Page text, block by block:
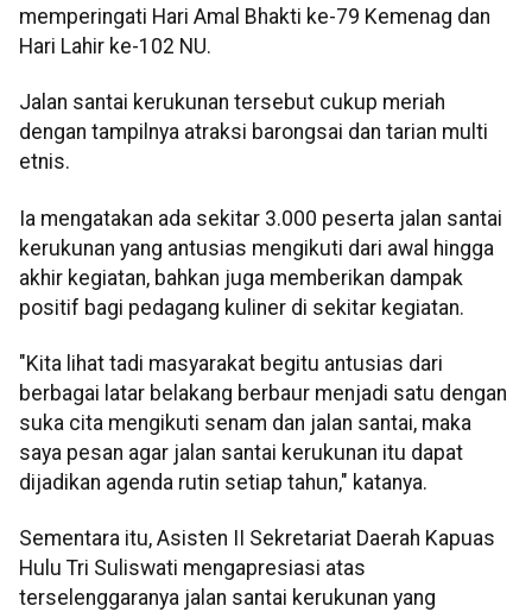
memperingati Hari Amal Bhakti ke-79 Kemenag dan
Hari Lahir ke-102 NU.
Jalan santai kerukunan tersebut cukup meriah
dengan tampilnya atraksi barongsai dan tarian multi
etnis.
Ia mengatakan ada sekitar 3.000 peserta jalan santai
kerukunan yang antusias mengikuti dari awal hingga
akhir kegiatan, bahkan juga memberikan dampak
positif bagi pedagang kuliner di sekitar kegiatan.
"Kita lihat tadi masyarakat begitu antusias dari
berbagai latar belakang berbaur menjadi satu dengan
suka cita mengikuti senam dan jalan santai, maka
saya pesan agar jalan santai kerukunan itu dapat
dijadikan agenda rutin setiap tahun," katanya.
Sementara itu, Asisten II Sekretariat Daerah Kapuas
Hulu Tri Suliswati mengapresiasi atas
terselenggaranya jalan santai kerukunan yang